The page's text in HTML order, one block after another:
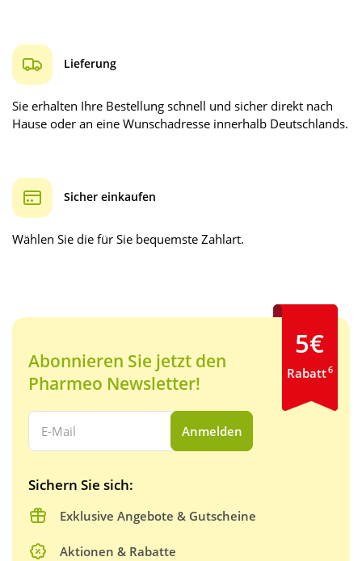
Lieferung
Sie erhalten Ihre Bestellung schnell und sicher direkt nach
Hause oder an eine Wunschadresse innerhalb Deutschlands.
Sicher einkaufen
Wählen Sie die für Sie bequemste Zahlart.
Abonnieren Sie jetzt den
Pharmeo Newsletter!
Ihre E-Mail Adresse:
Anmelden
Sichern Sie sich:
Exklusive Angebote & Gutscheine
Aktionen & Rabatte
5€
Rabatt6